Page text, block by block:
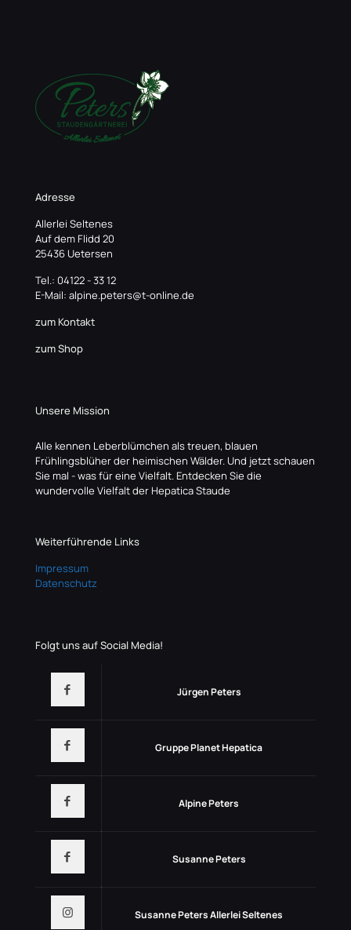
Adresse
Allerlei Seltenes
Auf dem Flidd 20
25436 Uetersen
Tel.: 04122 - 33 12
E-Mail: alpine.peters@t-online.de
zum Kontakt
zum Shop
Unsere Mission
Alle kennen Leberblümchen als treuen, blauen
Frühlingsblüher der heimischen Wälder. Und jetzt schauen
Sie mal - was für eine Vielfalt. Entdecken Sie die
wundervolle Vielfalt der Hepatica Staude
Weiterführende Links
Impressum
Datenschutz
Folgt uns auf Social Media!
Jürgen Peters
Gruppe Planet Hepatica
Alpine Peters
Susanne Peters
Susanne Peters Allerlei Seltenes